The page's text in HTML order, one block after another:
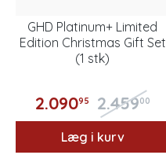
GHD Platinum+ Limited
Edition Christmas Gift Set
(1 stk)
2.09095 2.45900
Læg i kurv